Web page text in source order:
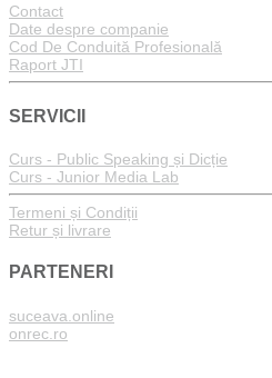
Contact
Date despre companie
Cod De Conduită Profesională
Raport JTI
SERVICII
Curs - Public Speaking și Dicție
Curs - Junior Media Lab
Termeni și Condiții
Retur și livrare
PARTENERI
suceava.online
onrec.ro